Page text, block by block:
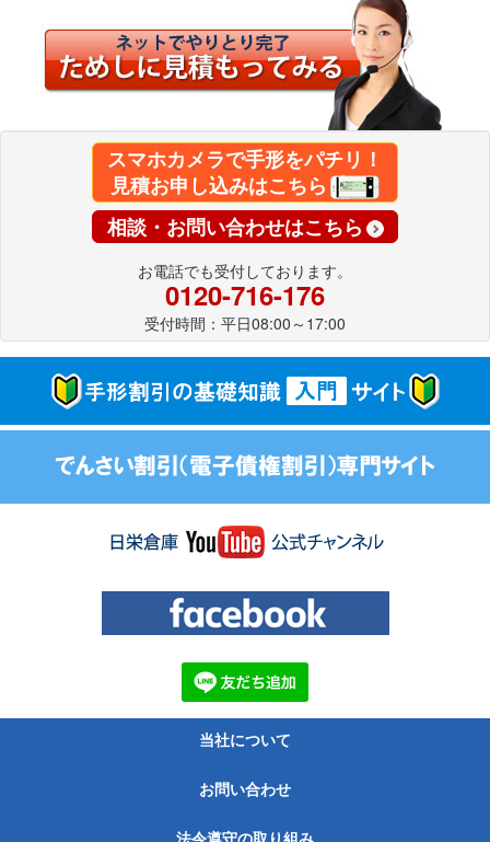
スマホカメラで手形をパチリ！
見積お申し込みはこちら
相談・お問い合わせはこちら
お電話でも受付しております。
0120-716-176
受付時間：平日08:00～17:00
当社について
お問い合わせ